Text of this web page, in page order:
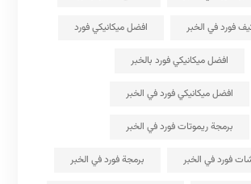
فورد في الخبر افضل ميكانيكي فورد
افضل ميكانيكي فورد بالخبر
افضل ميكانيكي فورد في الخبر
برمجة ريموتات فورد في الخبر
فورد في الخبر برمجة فورد في الخبر